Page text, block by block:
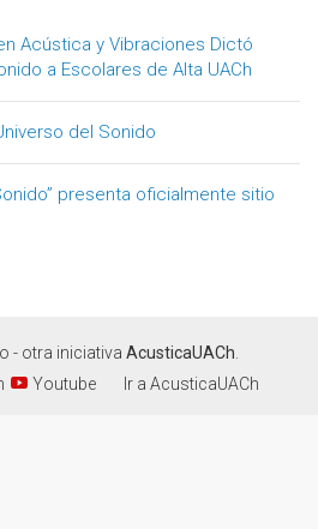
Acústica y Vibraciones Dictó
a Escolares de Alta UACh
del Sonido
presenta oficialmente sitio
- otra iniciativa AcusticaUACh
Youtube Ir a AcusticaUACh